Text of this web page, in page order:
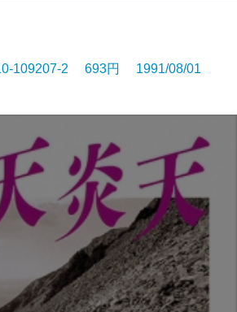
109207-2 693円 1991/08/01